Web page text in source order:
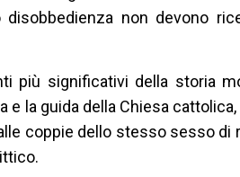
non devono
più significativi della storia
la guida della Chiesa
coppie dello stesso sesso di